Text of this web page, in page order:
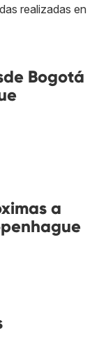
realizadas en
Bogotá
a